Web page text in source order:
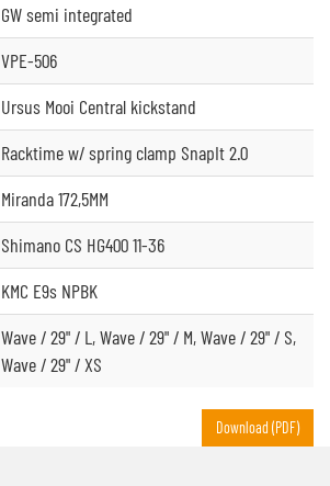
GW semi integrated
VPE-506
Ursus Mooi Central kickstand
Racktime w/ spring clamp SnapIt 2.0
Miranda 172,5MM
Shimano CS HG400 11-36
KMC E9s NPBK
Wave / 29" / L, Wave / 29" / M, Wave / 29" / S,
Wave / 29" / XS
Download (PDF)